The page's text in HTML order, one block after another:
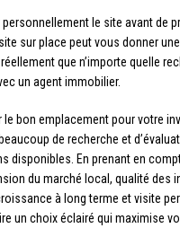
personnellement le site avant de
sur place peut vous donner
que n’importe quelle
un agent immobilier.
le bon emplacement pour votre
de recherche et
disponibles. En prenant en
du marché local, qualité des
à long terme et visite
un choix éclairé qui maximise